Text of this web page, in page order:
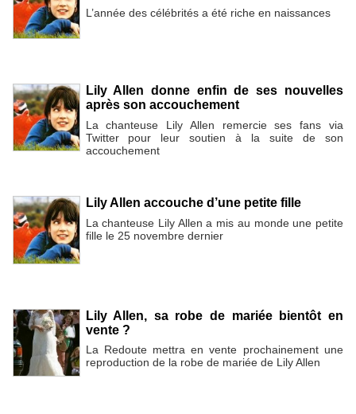
L’année des célébrités a été riche en naissances
Lily Allen donne enfin de ses nouvelles
après son accouchement
La chanteuse Lily Allen remercie ses fans via
Twitter pour leur soutien à la suite de son
accouchement
Lily Allen accouche d’une petite fille
La chanteuse Lily Allen a mis au monde une petite
fille le 25 novembre dernier
Lily Allen, sa robe de mariée bientôt en
vente ?
La Redoute mettra en vente prochainement une
reproduction de la robe de mariée de Lily Allen